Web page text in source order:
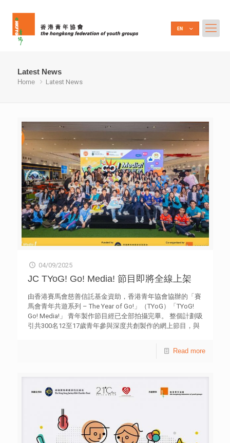
Latest News
Home Latest News
04/09/2025
JC TYoG! Go! Media! 節目即將全線上架
由香港賽馬會慈善信託基金資助，香港青年協會協辦的「賽
馬會青年共遊系列 – The Year of Go!」（TYoG）「TYoG!
Go! Media!」 青年製作節目經已全部拍攝完畢。 整個計劃吸
引共300名12至17歲青年參與深度共創製作的網上節目，與
「Go Music Live!」、與及街拍KOL育成節目「Summer
的周日遊計劃，並爭取10位星級嘉賓的參與。團隊將負責策
過程中，各青年提升自己的策劃能力和團隊協作精神，同時
展示他們在幕前幕後的成長。 其他集數︰
https://youtube.com/playlist?
Read more